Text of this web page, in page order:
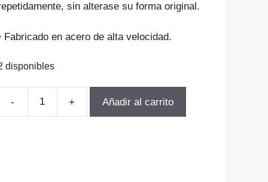
sin alterase su forma original.
Fabricado en acero de alta velocidad.
disponibles
- + Añadir al carrito